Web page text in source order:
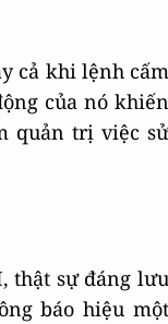
cả khi lệnh cấm
của nó khiến
quản trị việc sử
thật sự đáng lưu
báo hiệu một